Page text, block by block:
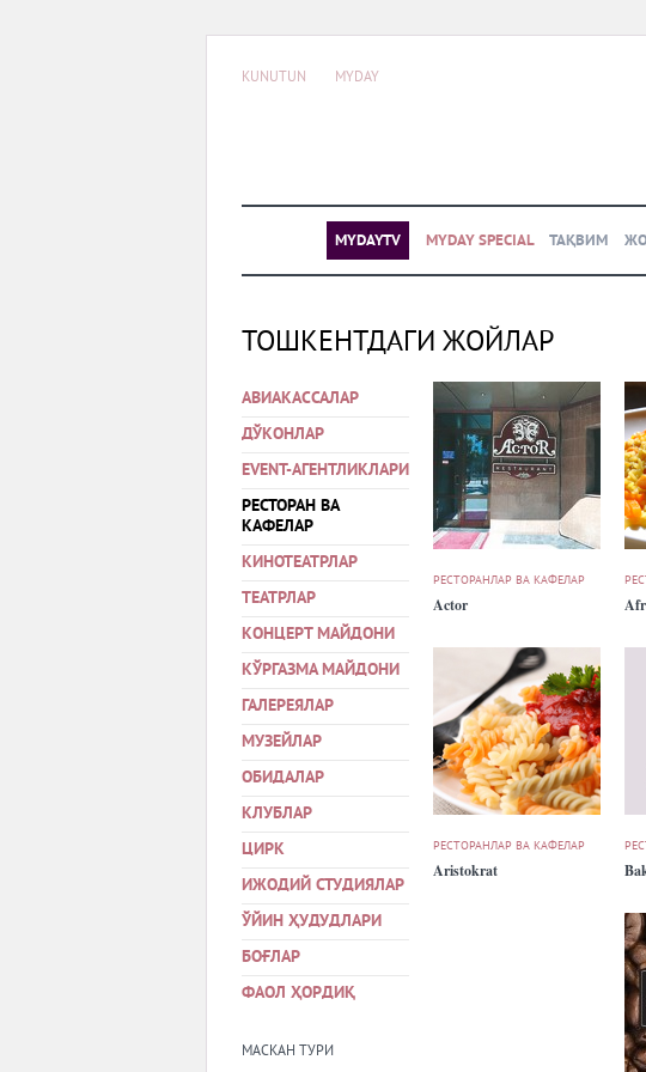
KUNUTUN MYDAY
MYDAYTV MYDAY SPECIAL ТАҚВИМ
ТОШКЕНТДАГИ ЖОЙЛАР
АВИАКАССАЛАР
ДЎКОНЛАР
EVENT-АГЕНТЛИКЛАРИ
РЕСТОРАН ВА
КАФЕЛАР
КИНОТЕАТРЛАР
ТЕАТРЛАР
КОНЦЕРТ МАЙДОНИ
КЎРГАЗМА МАЙДОНИ
ГАЛЕРЕЯЛАР
МУЗЕЙЛАР
ОБИДАЛАР
КЛУБЛАР
ЦИРК
ИЖОДИЙ СТУДИЯЛАР
ЎЙИН ҲУДУДЛАРИ
БОҒЛАР
ФАОЛ ҲОРДИҚ
МАСКАН ТУРИ
РЕСТОРАНЛАР ВА КАФЕЛАР
Actor
РЕСТОРАНЛАР ВА КАФЕЛАР
Aristokrat